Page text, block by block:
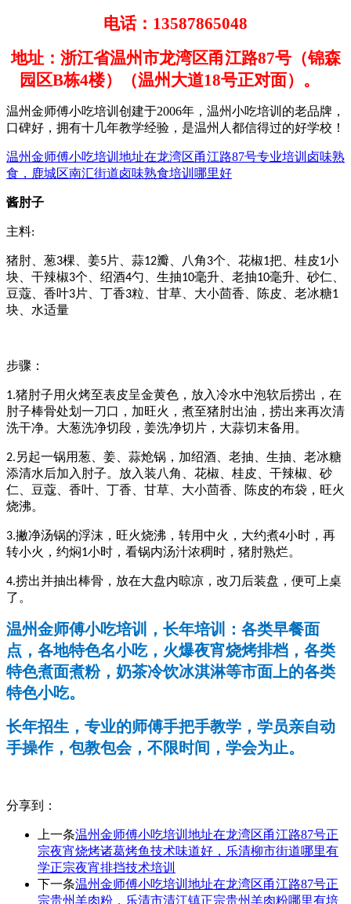
电话： 13587865048
地址：浙江省温州市龙湾区甬江路87号（锦森
园区B栋4楼）（温州大道18号正对面）。
温州金师傅小吃培训创建于2006年，温州小吃培训的老品牌，
口碑好，拥有十几年教学经验，是温州人都信得过的好学校！
温州金师傅小吃培训地址在龙湾区甬江路87号专业培训卤味熟
食，鹿城区南汇街道卤味熟食培训哪里好
酱肘子
主料:
猪肘、葱3棵、姜5片、蒜12瓣、八角3个、花椒1把、桂皮1小
块、干辣椒3个、绍酒4勺、生抽10毫升、老抽10毫升、砂仁、
豆蔻、香叶3片、丁香3粒、甘草、大小茴香、陈皮、老冰糖1
块、水适量
步骤：
1.猪肘子用火烤至表皮呈金黄色，放入冷水中泡软后捞出，在
肘子棒骨处划一刀口，加旺火，煮至猪肘出油，捞出来再次清
洗干净。大葱洗净切段，姜洗净切片，大蒜切末备用。
2.另起一锅用葱、姜、蒜炝锅，加绍酒、老抽、生抽、老冰糖
添清水后加入肘子。放入装八角、花椒、桂皮、干辣椒、砂
仁、豆蔻、香叶、丁香、甘草、大小茴香、陈皮的布袋，旺火
烧沸。
3.撇净汤锅的浮沫，旺火烧沸，转用中火，大约煮4小时，再
转小火，约焖1小时，看锅内汤汁浓稠时，猪肘熟烂。
4.捞出并抽出棒骨，放在大盘内晾凉，改刀后装盘，便可上桌
了。
温州金师傅小吃培训，长年培训：各类早餐面
点，各地特色名小吃，火爆夜宵烧烤排档，各类
特色煮面煮粉，奶茶冷饮冰淇淋等市面上的各类
特色小吃。
长年招生，专业的师傅手把手教学，学员亲自动
手操作，包教包会，不限时间，学会为止。
分享到：
上一条温州金师傅小吃培训地址在龙湾区甬江路87号正
宗夜宵烧烤诸葛烤鱼技术味道好，乐清柳市街道哪里有
学正宗夜宵排挡技术培训
下一条温州金师傅小吃培训地址在龙湾区甬江路87号正
宗贵州羊肉粉，乐清市清江镇正宗贵州羊肉粉哪里有培